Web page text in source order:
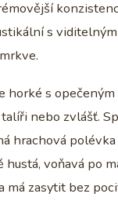
s
horké s
nebo zvlášť.
hrachová
hustá, voňavá po
má zasytit bez